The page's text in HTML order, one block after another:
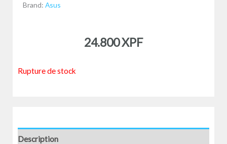
Brand: Asus
24.800XPF
Rupture de stock
Description